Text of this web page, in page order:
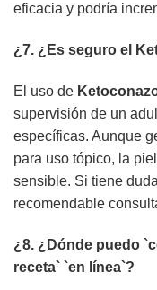
eficacia y podría
¿7. ¿Es seguro el
El uso de
supervisión de un
específicas. Aunque
para uso tópico, la
sensible. Si tiene
recomendable
¿8. ¿Dónde puedo
receta` `en línea`?